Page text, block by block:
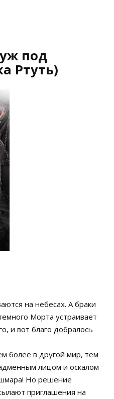
под
Ртуть)
на небесах. А браки
Морта устраивает
и вот благо добралось
более в другой мир, тем
лицом и оскалом
Но решение
приглашения на